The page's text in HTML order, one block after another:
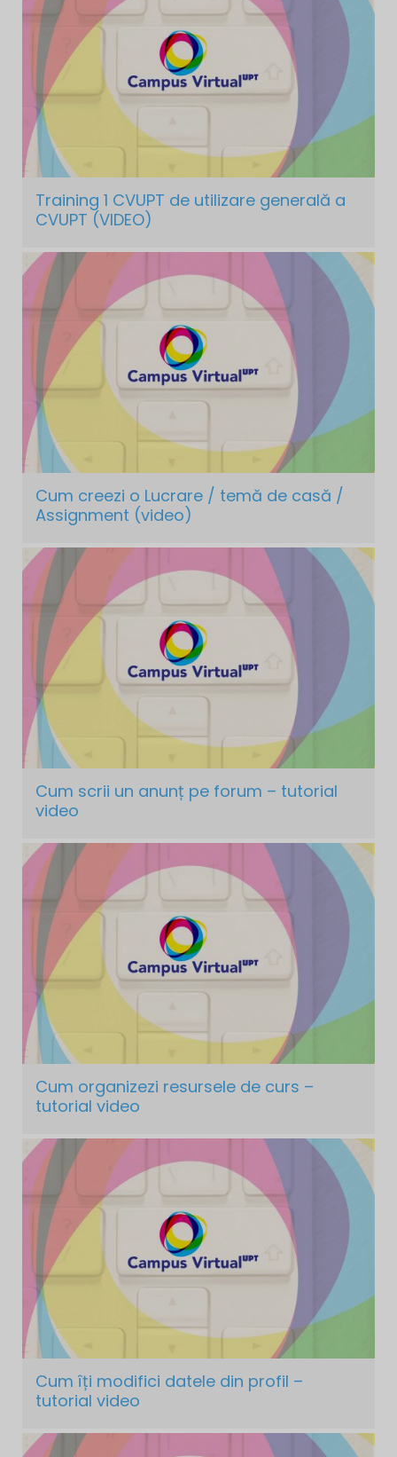
Training 1 CVUPT de utilizare generală a
CVUPT (VIDEO)
Cum creezi o Lucrare / temă de casă /
Assignment (video)
Cum scrii un anunț pe forum – tutorial
video
Cum organizezi resursele de curs –
tutorial video
Cum îți modifici datele din profil –
tutorial video